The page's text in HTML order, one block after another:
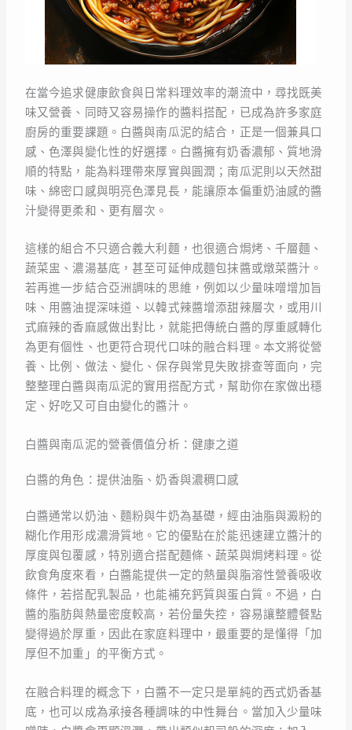
在當今追求健康飲食與日常料理效率的潮流中，尋找既美
味又營養、同時又容易操作的醬料搭配，已成為許多家庭
廚房的重要課題。白醬與南瓜泥的結合，正是一個兼具口
感、色澤與變化性的好選擇。白醬擁有奶香濃郁、質地滑
順的特點，能為料理帶來厚實與圓潤；南瓜泥則以天然甜
味、綿密口感與明亮色澤見長，能讓原本偏重奶油感的醬
汁變得更柔和、更有層次。
這樣的組合不只適合義大利麵，也很適合焗烤、千層麵、
蔬菜盅、濃湯基底，甚至可延伸成麵包抹醬或燉菜醬汁。
若再進一步結合亞洲調味的思維，例如以少量味噌增加旨
味、用醬油提深味道、以韓式辣醬增添甜辣層次，或用川
式麻辣的香麻感做出對比，就能把傳統白醬的厚重感轉化
為更有個性、也更符合現代口味的融合料理。本文將從營
養、比例、做法、變化、保存與常見失敗排查等面向，完
整整理白醬與南瓜泥的實用搭配方式，幫助你在家做出穩
定、好吃又可自由變化的醬汁。
白醬與南瓜泥的營養價值分析：健康之道
白醬的角色：提供油脂、奶香與濃稠口感
白醬通常以奶油、麵粉與牛奶為基礎，經由油脂與澱粉的
糊化作用形成濃滑質地。它的優點在於能迅速建立醬汁的
厚度與包覆感，特別適合搭配麵條、蔬菜與焗烤料理。從
飲食角度來看，白醬能提供一定的熱量與脂溶性營養吸收
條件，若搭配乳製品，也能補充鈣質與蛋白質。不過，白
醬的脂肪與熱量密度較高，若份量失控，容易讓整體餐點
變得過於厚重，因此在家庭料理中，最重要的是懂得「加
厚但不加重」的平衡方式。
在融合料理的概念下，白醬不一定只是單純的西式奶香基
底，也可以成為承接各種調味的中性舞台。當加入少量味